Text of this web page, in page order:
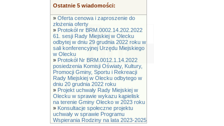
Ostatnie 5 wiadomości:
» Oferta cenowa i zaproszenie do
złożenia oferty
» Protokół nr BRM.0002.14.202.2022
61. sesji Rady Miejskiej w Olecku
odbytej w dniu 29 grudnia 2022 roku w
sali konferencyjnej Urzędu Miejskiego
w Olecku
» Protokół Nr BRM.0012.1.14.2022
posiedzenia Komisji Oświaty, Kultury,
Promocji Gminy, Sportu i Rekreacji
Rady Miejskiej w Olecku odbytego w
dniu 20 grudnia 2022 roku
» Projekt uchwały Rady Miejskiej w
Olecku w sprawie wykazu kąpielisk
na terenie Gminy Olecko w 2023 roku
» Konsultacje społeczne projektu
uchwały w sprawie Programu
Wspierania Rodziny na lata 2023-2025